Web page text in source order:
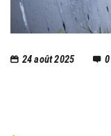
24 août 2025 0